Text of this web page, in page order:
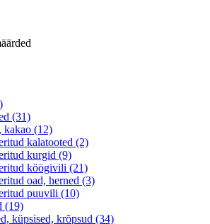
(31)
kakao (12)
kalatooted (2)
kurgid (9)
köögivili (21)
oad, herned (3)
puuvili (10)
(19)
küpsised, krõpsud (34)